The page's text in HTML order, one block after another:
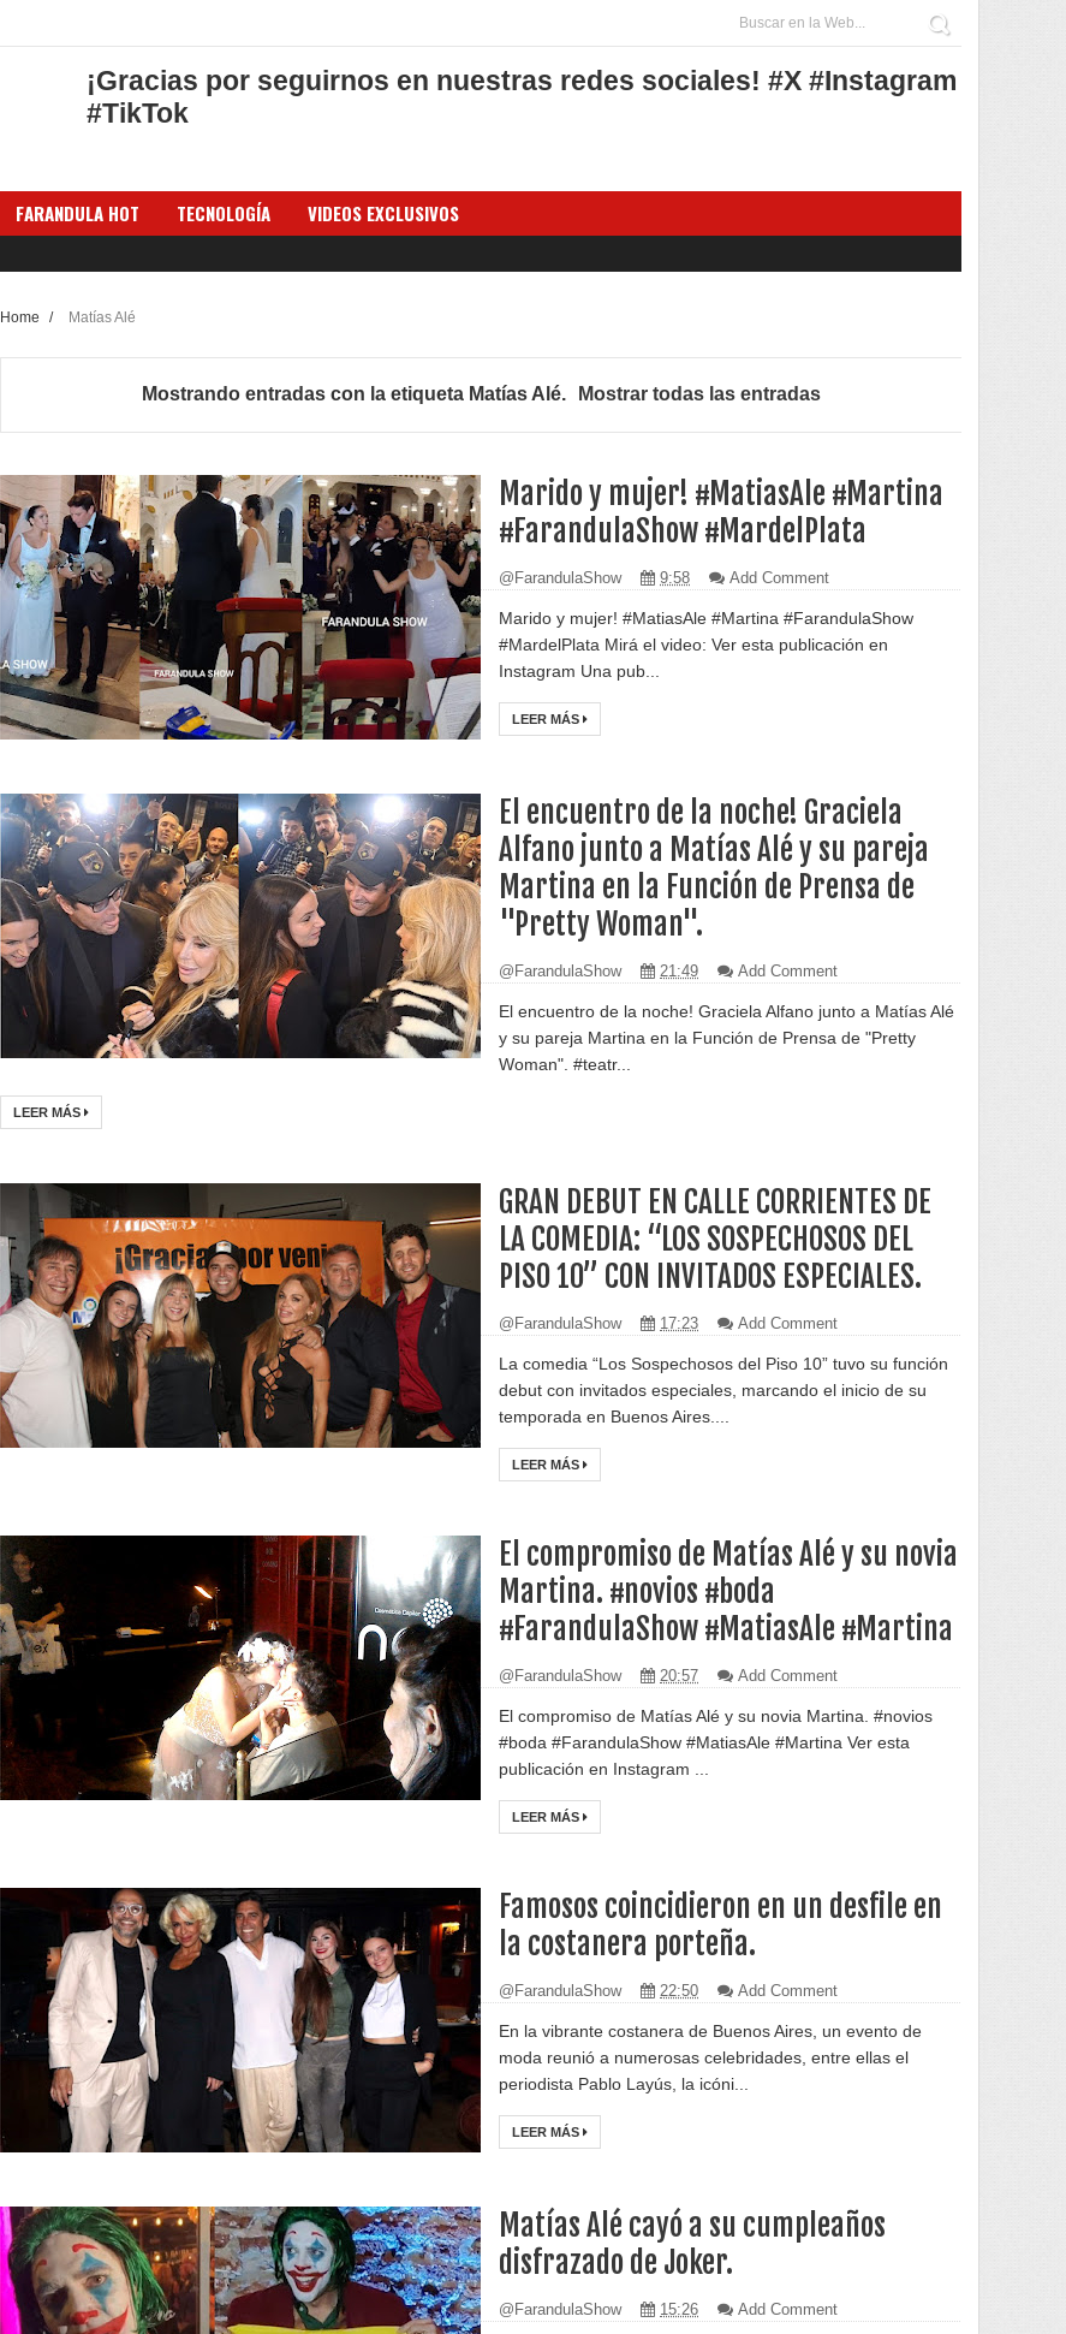
¡Gracias por seguirnos en nuestras redes sociales! #X #Instagram
#TikTok
FARANDULA HOT TECNOLOGÍA VIDEOS EXCLUSIVOS
Home / Matías Alé
Mostrando entradas con la etiqueta Matías Alé. Mostrar todas las entradas
Marido y mujer! #MatiasAle #Martina
#FarandulaShow #MardelPlata
@FarandulaShow 9:58 Add Comment
Marido y mujer! #MatiasAle #Martina #FarandulaShow
#MardelPlata Mirá el video: Ver esta publicación en
Instagram Una pub...
LEER MÁS
El encuentro de la noche! Graciela
Alfano junto a Matías Alé y su pareja
Martina en la Función de Prensa de
"Pretty Woman".
@FarandulaShow 21:49 Add Comment
El encuentro de la noche! Graciela Alfano junto a Matías Alé
y su pareja Martina en la Función de Prensa de "Pretty
Woman". #teatr...
LEER MÁS
GRAN DEBUT EN CALLE CORRIENTES DE
LA COMEDIA: “LOS SOSPECHOSOS DEL
PISO 10” CON INVITADOS ESPECIALES.
@FarandulaShow 17:23 Add Comment
La comedia “Los Sospechosos del Piso 10” tuvo su función
debut con invitados especiales, marcando el inicio de su
temporada en Buenos Aires....
LEER MÁS
El compromiso de Matías Alé y su novia
Martina. #novios #boda
#FarandulaShow #MatiasAle #Martina
@FarandulaShow 20:57 Add Comment
El compromiso de Matías Alé y su novia Martina. #novios
#boda #FarandulaShow #MatiasAle #Martina Ver esta
publicación en Instagram ...
LEER MÁS
Famosos coincidieron en un desfile en
la costanera porteña.
@FarandulaShow 22:50 Add Comment
En la vibrante costanera de Buenos Aires, un evento de
moda reunió a numerosas celebridades, entre ellas el
periodista Pablo Layús, la icóni...
LEER MÁS
Matías Alé cayó a su cumpleaños
disfrazado de Joker.
@FarandulaShow 15:26 Add Comment